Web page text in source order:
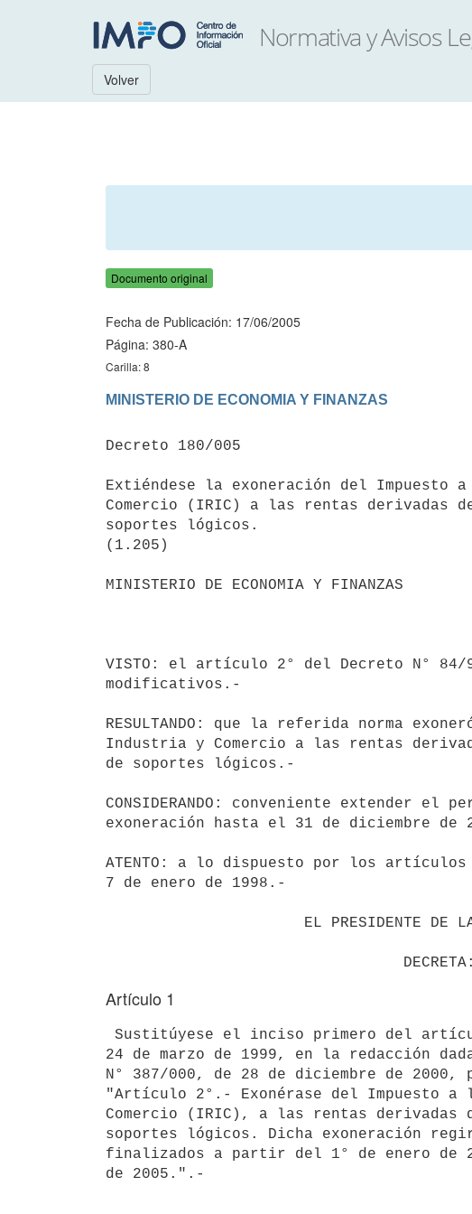
Volver
Documento original
Fecha de Publicación: 17/06/2005
Página: 380-A
Carilla: 8
MINISTERIO DE ECONOMIA Y FINANZAS
Decreto 180/005
Extiéndese la exoneración del
Comercio (IRIC) a las rentas derivadas
soportes lógicos.
(1.205)
MINISTERIO DE ECONOMIA Y FINANZAS
VISTO: el artículo 2° del Decreto N° 84/
modificativos.-
RESULTANDO: que la referida norma
Industria y Comercio a las rentas
de soportes lógicos.-
CONSIDERANDO: conveniente extender
exoneración hasta el 31 de diciembre de
ATENTO: a lo dispuesto por los
7 de enero de 1998.-
Artículo 1
24 de marzo de 1999, en la redacción
N° 387/000, de 28 de diciembre de
"Artículo 2°.- Exonérase del Impuesto
Comercio (IRIC), a las rentas derivadas
soportes lógicos. Dicha exoneración
finalizados a partir del 1° de enero de